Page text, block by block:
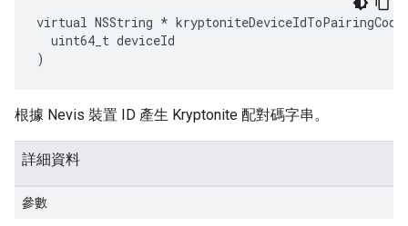
virtual NSString *
  uint64_t deviceId
)
根據 Nevis 裝置 ID 產生 Kryptonite 配對碼字串。
詳細資料
參數